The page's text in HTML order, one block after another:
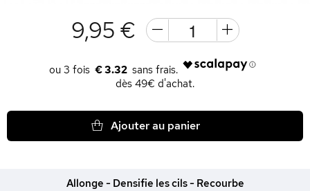
9,95 €
€ 3.32
dès 49€ d'achat.
Ajouter au panier
Allonge - Densifie les cils - Recourbe